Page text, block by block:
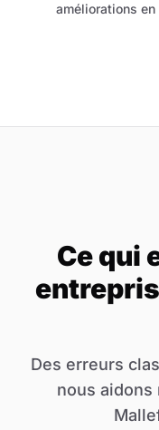
améliorations en
Ce qui
Des erreurs
nous aidons